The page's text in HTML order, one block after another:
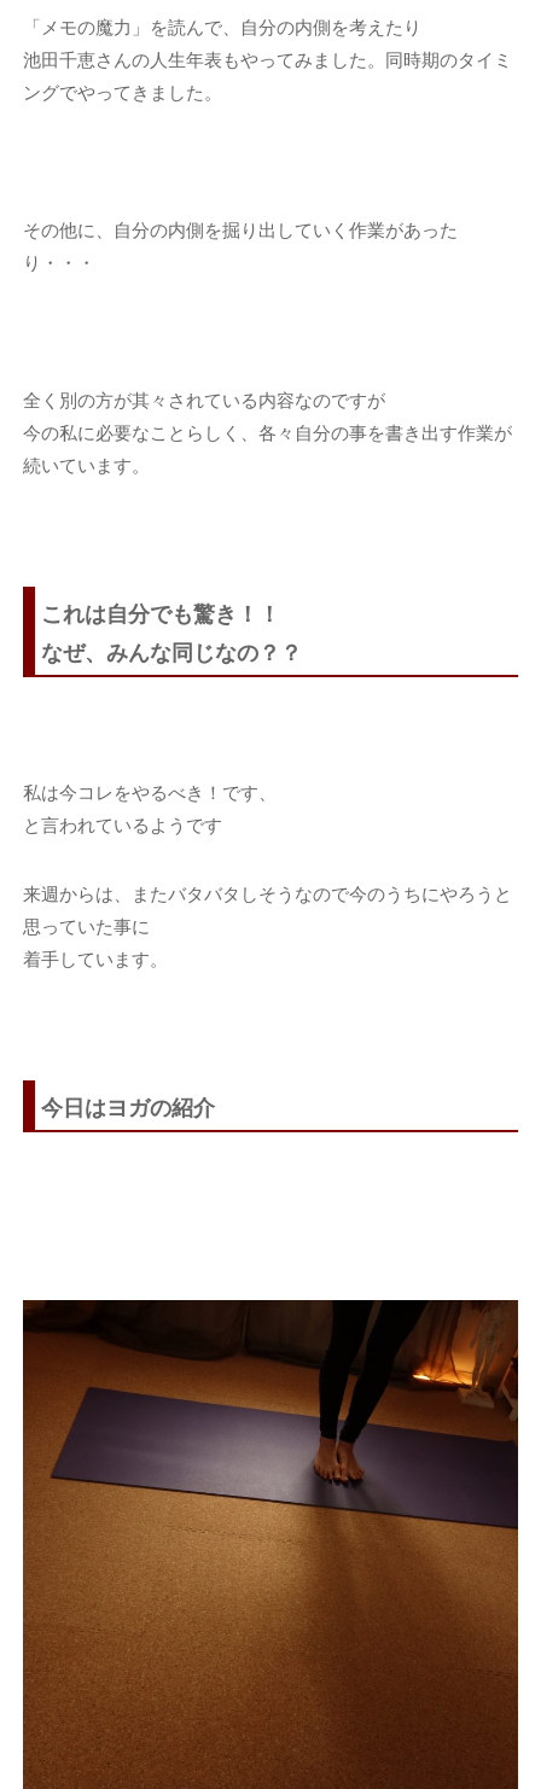
「メモの魔力」を読んで、自分の内側を考えたり
池田千恵さんの人生年表もやってみました。同時期のタイミ
ングでやってきました。
その他に、自分の内側を掘り出していく作業があった
り・・・
全く別の方が其々されている内容なのですが
今の私に必要なことらしく、各々自分の事を書き出す作業が
続いています。
これは自分でも驚き！！
なぜ、みんな同じなの？？
私は今コレをやるべき！です、
と言われているようです
来週からは、またバタバタしそうなので今のうちにやろうと
思っていた事に
着手しています。
今日はヨガの紹介